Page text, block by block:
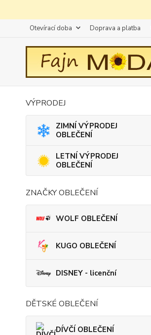
Otevírací doba Doprava a platba
VÝPRODEJ
ZIMNÍ VÝPRODEJ
OBLEČENÍ
LETNÍ VÝPRODEJ
OBLEČENÍ
ZNAČKY OBLEČENÍ
WOLF OBLEČENÍ
KUGO OBLEČENÍ
DISNEY - licenční
DĚTSKÉ OBLEČENÍ
DÍVČÍ OBLEČENÍ